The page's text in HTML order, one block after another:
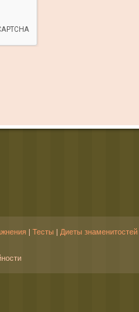
| Тесты | Диеты знаменитостей